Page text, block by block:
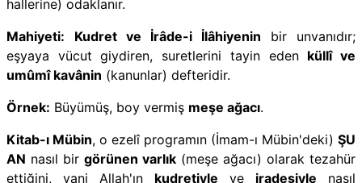
hallerine) odaklanır.
Mahiyeti:
Kudret ve İrâde-i İlâhiyenin bir unvanıdır;
eşyaya vücut giydiren, suretlerini tayin eden küllî ve
umûmî kavânin (kanunlar) defteridir.
Örnek: Büyümüş, boy vermiş meşe ağacı.
Kitab-ı Mübin, o ezelî programın (İmam-ı Mübin'deki) ŞU
AN nasıl bir görünen varlık (meşe ağacı) olarak tezahür
ettiğini, yani Allah'ın kudretiyle ve iradesiyle nasıl